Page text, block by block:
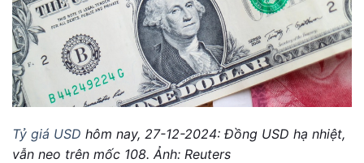
Tỷ giá USD hôm nay, 27-12-2024: Đồng USD hạ nhiệt,
vẫn neo trên mốc 108. Ảnh: Reuters